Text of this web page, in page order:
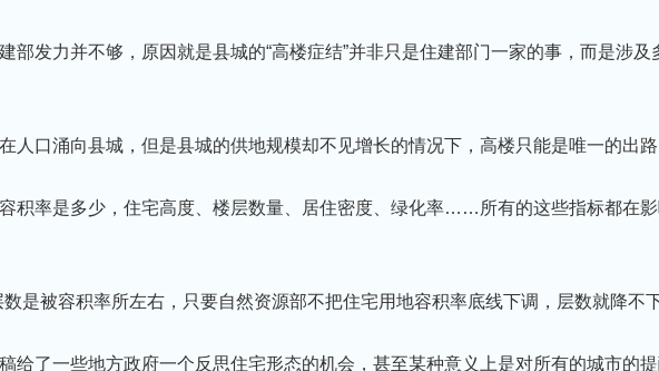
部发力并不够，原因就是县城的“高楼症结”并非只是住建部⻔一家的事，而是涉及
人口涌向县城，但是县城的供地规模却不⻅增⻓的情况下，高楼只能是唯一的出路
积率是多少，住宅高度、楼层数量、居住密度、绿化率……所有的这些指标都在
是被容积率所左右，只要自然资源部不把住宅用地容积率底线下调，层数就降不
给了一些地方政府一个反思住宅形态的机会，甚至某种意义上是对所有的城市的